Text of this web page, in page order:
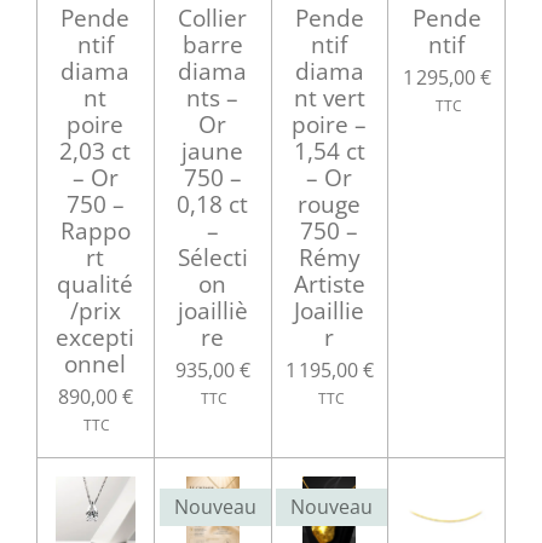
Pende
ntif
diama
nt
poire
2,03 ct
– Or
750 –
Rappo
rt
qualité
/prix
excepti
onnel
890,00 €
Collier
barre
diama
nts –
Or
jaune
750 –
0,18 ct
–
Sélecti
on
joailliè
re
935,00 €
Pende
ntif
diama
nt vert
poire –
1,54 ct
– Or
rouge
750 –
Rémy
Artiste
Joaillie
r
1 195,00 €
Pende
ntif
1 295,00 €
Nouveau Nouveau